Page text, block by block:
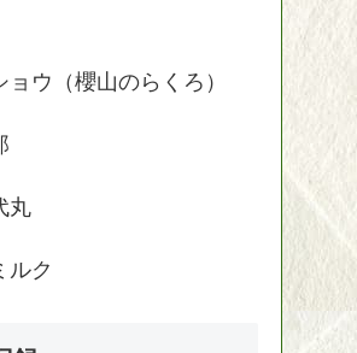
ウ（櫻山のらくろ）
丸
ルク